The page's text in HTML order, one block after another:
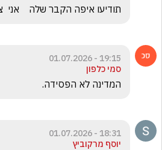
תודיעו איפה הקבר שלה    אני
19:15 - 01.07.2026
סמי כלפון
המדינה לא הפסידה.
18:31 - 01.07.2026
יוסף מרקוביץ